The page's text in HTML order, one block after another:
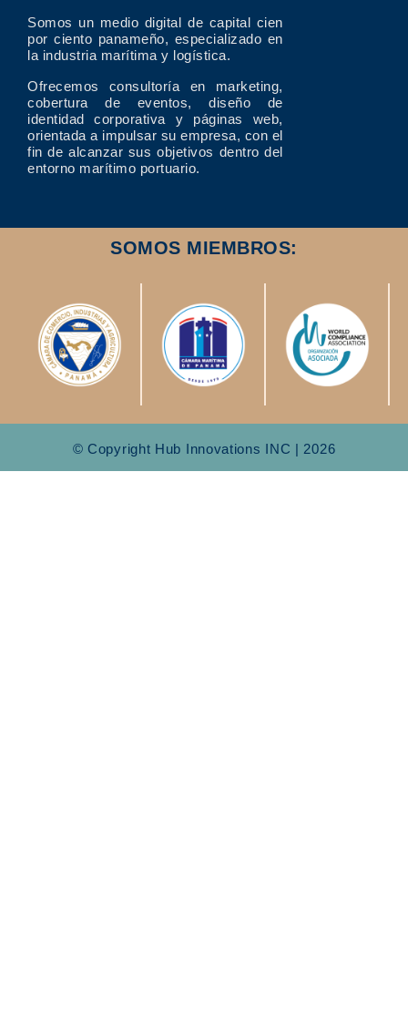
Somos un medio digital de capital cien
por ciento panameño, especializado en
la industria marítima y logística.
Ofrecemos consultoría en marketing,
cobertura de eventos, diseño de
identidad corporativa y páginas web,
orientada a impulsar su empresa, con el
fin de alcanzar sus objetivos dentro del
entorno marítimo portuario.
SOMOS MIEMBROS:
© Copyright Hub Innovations INC | 2026